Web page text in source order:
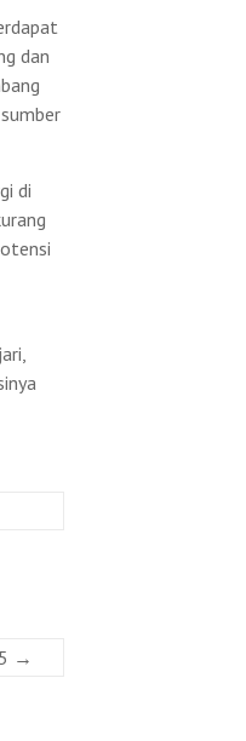
dan
di
→